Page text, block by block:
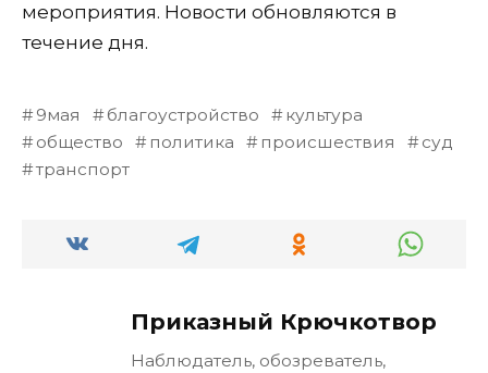
мероприятия. Новости обновляются в
течение дня.
9мая благоустройство
культура
общество
политика происшествия
суд
транспорт
Приказный Крючкотвор
Наблюдатель, обозреватель,